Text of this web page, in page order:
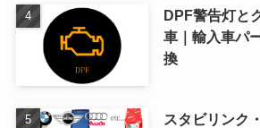
DPF警告灯と
車｜輸入車パ
換
スタビリンク